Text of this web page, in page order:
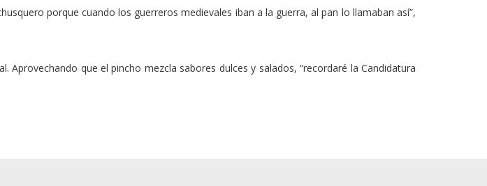
porque cuando los guerreros medievales iban a la guerra, al pan lo llamaban así”,
que el pincho mezcla sabores dulces y salados, “recordaré la Candidatura